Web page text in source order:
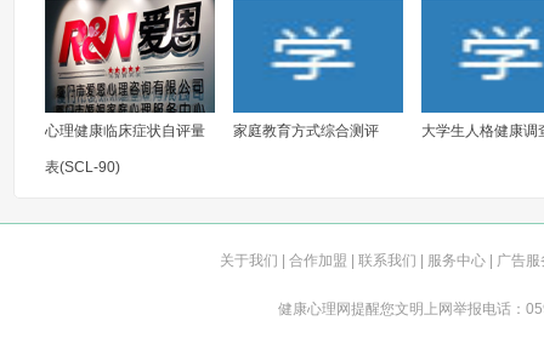
心理健康临床症状自评量
表(SCL-90)
家庭教育方式综合测评 大学生人格健康调
关于我们 合作加盟 联系我们 | 服务中心 | 广告
健康心理网提醒您文明上网举报电话：